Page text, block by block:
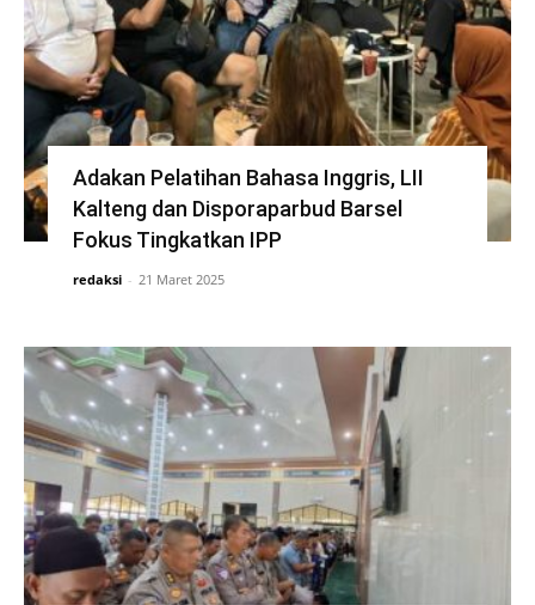
Adakan Pelatihan Bahasa Inggris, LII
Kalteng dan Disporaparbud Barsel
Fokus Tingkatkan IPP
redaksi - 21 Maret 2025